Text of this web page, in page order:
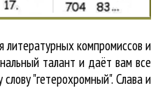
литературных компромиссов и
талант и даёт вам все
"гетерохромный". Слава и